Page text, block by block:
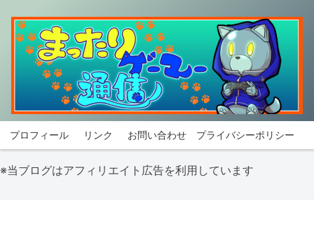
プロフィール リンク お問い合わせ プライバシーポリシー
※当ブログはアフィリエイト広告を利用しています